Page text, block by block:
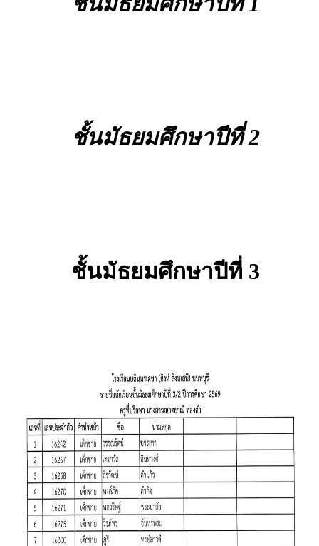
ชั้นมัธยมศึกษาปีที่ 2
ชั้นมัธยมศึกษาปีที่ 3